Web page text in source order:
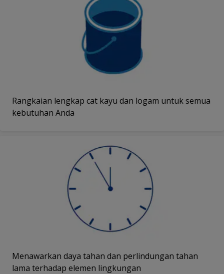
Rangkaian lengkap cat kayu dan logam untuk semua
kebutuhan Anda
Menawarkan daya tahan dan perlindungan tahan
lama terhadap elemen lingkungan